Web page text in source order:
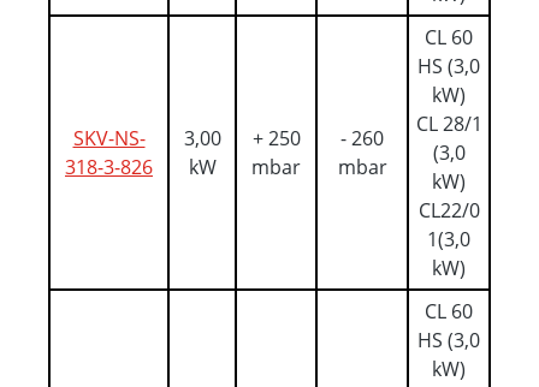
SKV-NS-
318-3-826
3,00
kW
+ 250
mbar
- 260
mbar
CL 60
HS (3,0
kW)
CL 28/1
(3,0
kW)
CL22/0
1(3,0
kW)
CL 60
HS (3,0
kW)